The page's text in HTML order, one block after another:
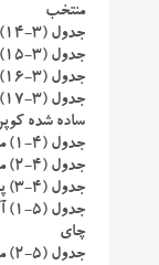
منتخب
جدول (۳-۱۴) آمار تبخیر و تعرق پتانسیل ایستگاه گرمی
جدول (۳-۱۵) ضرایب آمبرژه برای ایستگاه های حوضه
جدول (۳-۱۶) ضرایب دوماتن برای ایستگاه های حوضه
ساده شده
جدول (۴-۱) مشخصات هیپسومتری حوضه گرمی چای
جدول (۴-۲) مشخصات آلتیمتری حوضه گرمی چای
جدول (۴-۳) پروفیل طولی رودخانه گرمی چای
چای
جدول (۵-۲) موقعیت ایستگاه هیدرومتری گرمی چای